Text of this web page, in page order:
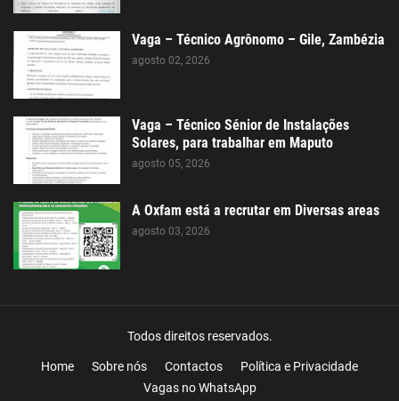
Vaga – Técnico Agrônomo – Gile, Zambézia
agosto 02, 2026
Vaga – Técnico Sénior de Instalações
Solares, para trabalhar em Maputo
agosto 05, 2026
A Oxfam está a recrutar em Diversas areas
agosto 03, 2026
Todos direitos reservados.
Home Sobre nós Contactos
Política e Privacidade
Vagas no WhatsApp